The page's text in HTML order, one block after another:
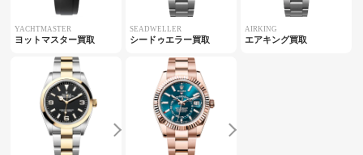
YACHTMASTER
ヨットマスター買取
SEADWELLER
シードゥエラー買取
AIRKING
エアキング買取